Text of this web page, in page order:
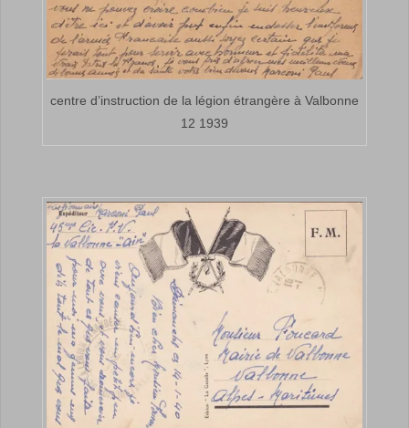
centre d’instruction de la légion étrangère à Valbonne
12 1939